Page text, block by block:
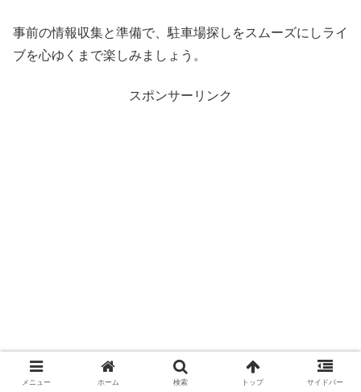
事前の情報収集と準備で、駐車場探しをスムーズにしライ
ブを心ゆくまで楽しみましょう。
スポンサーリンク
メニュー ホーム 検索 トップ サイドバー